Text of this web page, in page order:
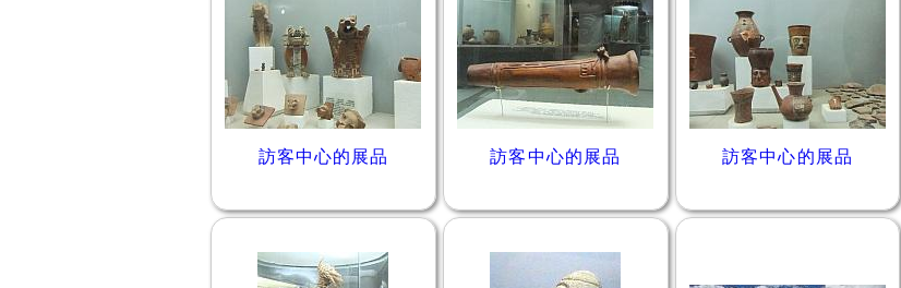
訪客中心的展品 訪客中心的展品 訪客中心的展品